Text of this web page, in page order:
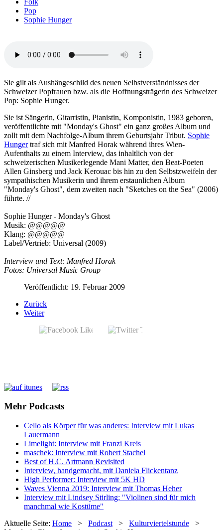
Pop
Sophie Hunger
Sie gilt als Aushängeschild des neuen Selbstverständnisses der
Schweizer Popfrauen bzw. als die Hoffnungsträgerin des Schweizer
Pop: Sophie Hunger.
Sie ist Sängerin, Gitarristin, Pianistin, Komponistin, 1983 geboren,
veröffentlichte mit "Monday's Ghost" ein ganz großes Album und
zollt mit dem Nachfolge-Album ihrem Geburtsjahr Tribut. Sophie
Hungertraf sich mit Manfred Horak während ihres Wien-
Aufenthalts zu einem Interview, das inhaltlich von der
schweizerischen Musikerlegende Mani Matter, den Beat-Poeten
Allen Ginsberg und Jack Kerouac bis hin zu den Selbstzweifeln der
sympathischen Musikerin und ihrem erstaunlichen Album
"Monday's Ghost", dem zweiten nach "Sketches on the Sea" (2006)
führte. //
Sophie Hunger - Monday's Ghost
Musik: @@@@@
Klang: @@@@@
Label/Vertrieb: Universal (2009)
Interview und Text: Manfred Horak
Fotos: Universal Music Group
Veröffentlicht: 19. Februar 2009
Zurück
Weiter
Mehr Podcasts
Cello als Körper für was anderes: Interview mit Lukas
Lauermann
Limelight: Interview mit Franzi Kreis
maschek: Interview mit Robert Stachel
Best of H.C. Artmann Revisited
Interview, handgemacht, mit Daniela Flickentanz
High Performer: Interview mit 5K HD
Waves Vienna 2019: Interview mit Thomas Heher
Interview mit Lindsey Stirling: "Violinen sind für mich
manchmal wie Kostüme"
Aktuelle Seite: Home > Podcast > Kulturviertelstunde
>